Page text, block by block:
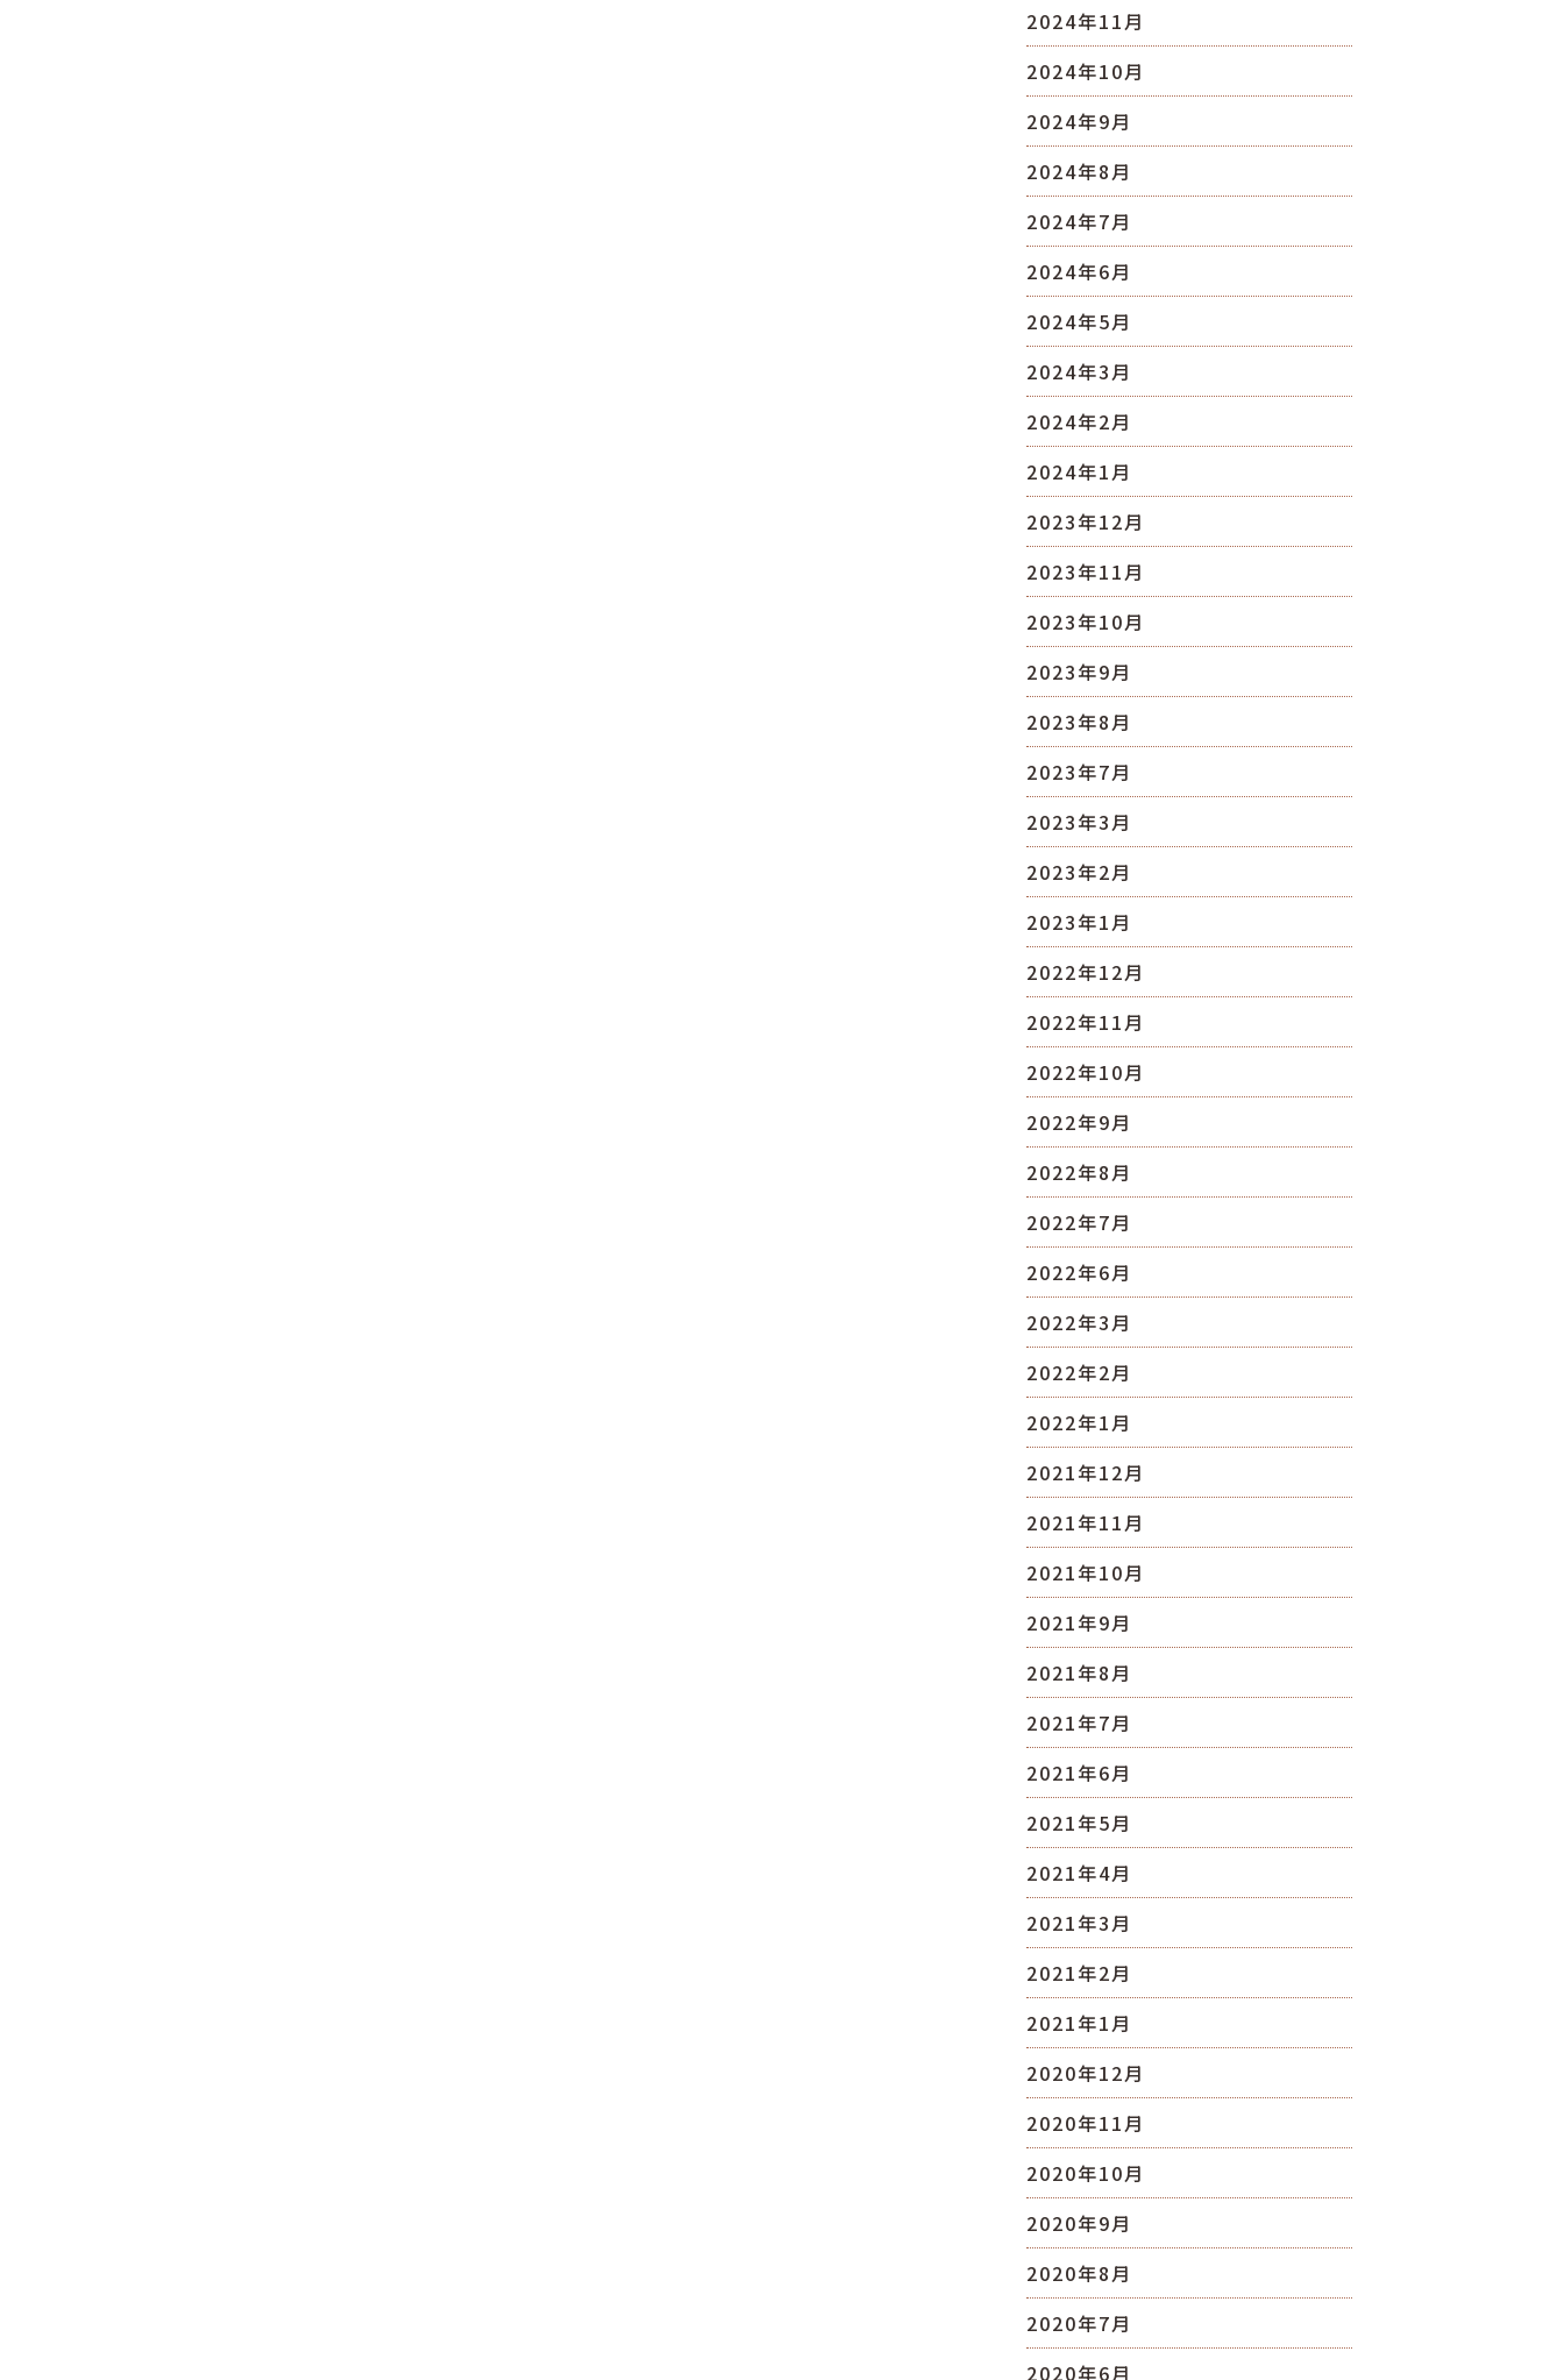
2024年11月
2024年10月
2024年9月
2024年8月
2024年7月
2024年6月
2024年5月
2024年3月
2024年2月
2024年1月
2023年12月
2023年11月
2023年10月
2023年9月
2023年8月
2023年7月
2023年3月
2023年2月
2023年1月
2022年12月
2022年11月
2022年10月
2022年9月
2022年8月
2022年7月
2022年6月
2022年3月
2022年2月
2022年1月
2021年12月
2021年11月
2021年10月
2021年9月
2021年8月
2021年7月
2021年6月
2021年5月
2021年4月
2021年3月
2021年2月
2021年1月
2020年12月
2020年11月
2020年10月
2020年9月
2020年8月
2020年7月
2020年6月